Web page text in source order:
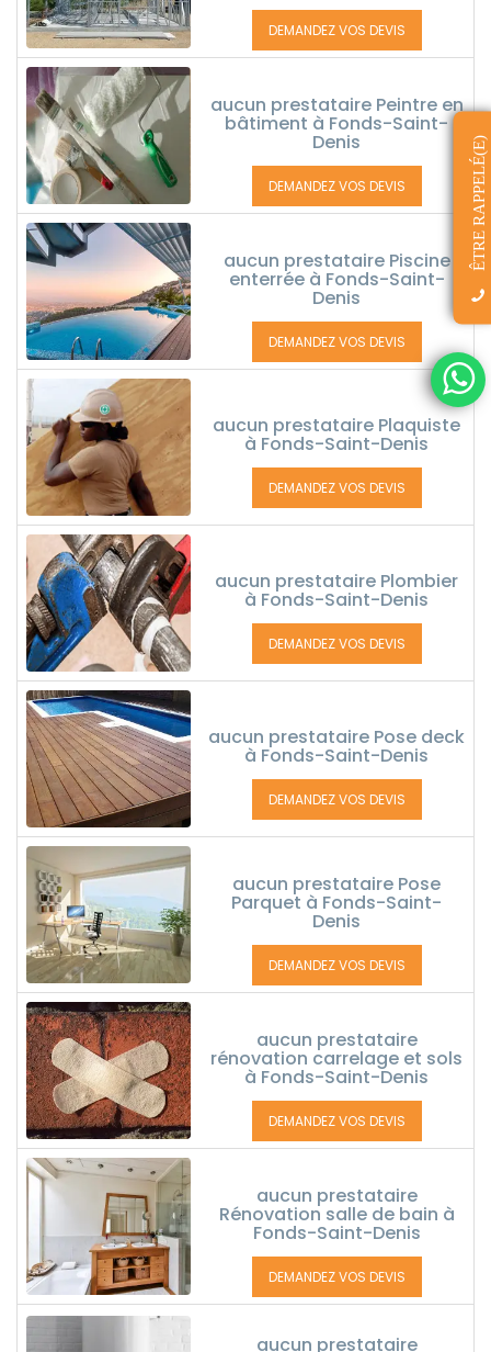
DEMANDEZ VOS DEVIS
aucun prestataire Peintre en
bâtiment à Fonds-Saint-
Denis
DEMANDEZ VOS DEVIS
aucun prestataire Piscine
enterrée à Fonds-Saint-
Denis
DEMANDEZ VOS DEVIS
aucun prestataire Plaquiste
à Fonds-Saint-Denis
DEMANDEZ VOS DEVIS
aucun prestataire Plombier
à Fonds-Saint-Denis
DEMANDEZ VOS DEVIS
aucun prestataire Pose deck
à Fonds-Saint-Denis
DEMANDEZ VOS DEVIS
aucun prestataire Pose
Parquet à Fonds-Saint-
Denis
DEMANDEZ VOS DEVIS
aucun prestataire
rénovation carrelage et sols
à Fonds-Saint-Denis
DEMANDEZ VOS DEVIS
aucun prestataire
Rénovation salle de bain à
Fonds-Saint-Denis
DEMANDEZ VOS DEVIS
aucun prestataire
ÊTRE RAPPELÉ(E)